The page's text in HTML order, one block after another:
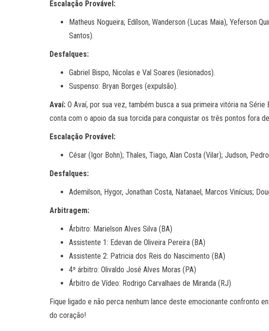
Escalação Provável:
Matheus Nogueira; Edílson, Wanderson (Lucas Maia), Yeferson
Santos).
Desfalques:
Gabriel Bispo, Nicolas e Val Soares (lesionados).
Suspenso: Bryan Borges (expulsão).
Avaí: O Avaí, por sua vez, também busca a sua primeira vitória na
conta com o apoio da sua torcida para conquistar os três pontos fora
Escalação Provável:
César (Igor Bohn); Thales, Tiago, Alan Costa (Vilar); Judson,
Desfalques:
Ademilson, Hygor, Jonathan Costa, Natanael, Marcos Vinícius;
Arbitragem:
Árbitro: Marielson Alves Silva (BA)
Assistente 1: Edevan de Oliveira Pereira (BA)
Assistente 2: Patricia dos Reis do Nascimento (BA)
4º árbitro: Olivaldo José Alves Moras (PA)
Árbitro de Vídeo: Rodrigo Carvalhaes de Miranda (RJ)
Fique ligado e não perca nenhum lance deste emocionante confronto
do coração!